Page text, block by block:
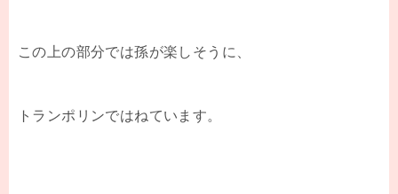
この上の部分では孫が楽しそうに、
トランポリンではねています。